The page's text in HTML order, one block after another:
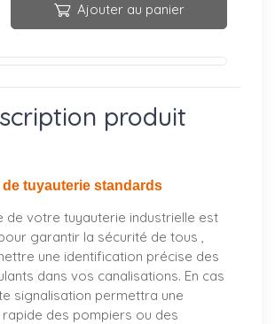
Ajouter au panier
produit
de tuyauterie standards
de votre tuyauterie industrielle est
garantir la sécurité de tous ,
une identification précise des
dans vos canalisations. En cas
signalisation permettra une
des pompiers ou des